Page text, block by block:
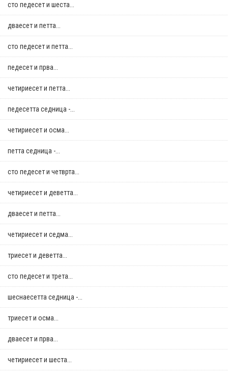
сто педесет и шеста...
дваесет и петта...
сто педесет и петта...
педесет и прва...
четириесет и петта...
педесетта седница -...
четириесет и осма...
петта седница -...
сто педесет и четврта...
четириесет и деветта...
дваесет и петта...
четириесет и седма...
триесет и деветта...
сто педесет и трета...
шеснаесетта седница -...
триесет и осма...
дваесет и прва...
четириесет и шеста...